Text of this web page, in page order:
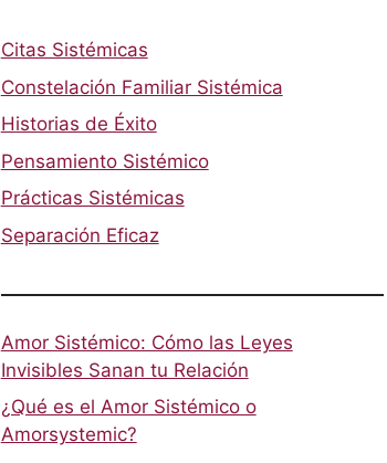
Citas Sistémicas
Constelación Familiar Sistémica
Historias de Éxito
Pensamiento Sistémico
Prácticas Sistémicas
Separación Eficaz
Amor Sistémico: Cómo las Leyes
Invisibles Sanan tu Relación
¿Qué es el Amor Sistémico o
Amorsystemic?